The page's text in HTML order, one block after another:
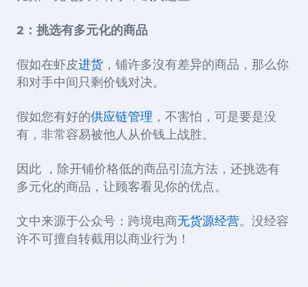
2：挑选有多元化的商品
假如在虾皮进货 ，铺许多沒有差异的商品，那么你
和对手中间只剩价钱对决。
假如您有好的供应链管理 ，不害怕，可是要是没
有，非常容易被他人从价钱上战胜。
因此 ，除开铺价格低的商品引流方法，还挑选有
多元化的商品，让顾客看见你的优点。
文中来源于公众号：跨境电商无货源经营。没经容
许不可擅自转截用以商业行为！